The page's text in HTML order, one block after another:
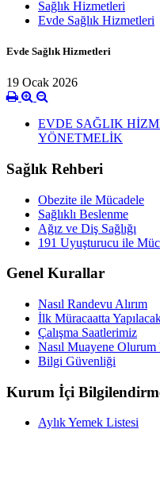
Sağlık Hizmetleri
Evde Sağlık Hizmetleri
Evde Sağlık Hizmetleri
19 Ocak 2026
EVDE SAĞLIK
YÖNETMELİK
Sağlık Rehberi
Obezite ile Mücadele
Sağlıklı Beslenme
Ağız ve Diş Sağlığı
191 Uyuşturucu ile
Genel Kurallar
Nasıl Randevu Alırım
İlk Müracaatta
Çalışma Saatlerimiz
Nasıl Muayene Olurum
Bilgi Güvenliği
Kurum İçi
Aylık Yemek Listesi